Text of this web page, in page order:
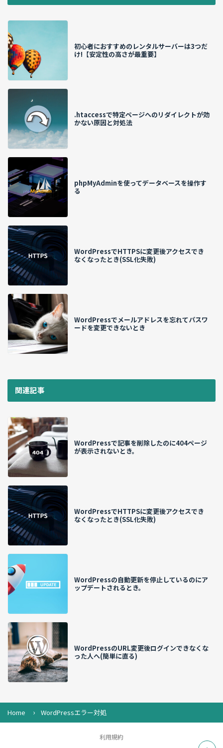
初心者におすすめのレンタルサーバーは3つだ
け!【安定性の高さが最重要】
.htaccessで特定ページへのリダイレクトが効
かない原因と対処法
phpMyAdminを使ってデータベースを操作す
る
WordPressでHTTPSに変更後アクセスでき
なくなったとき(SSL化失敗)
WordPressでメールアドレスを忘れてパスワ
ードを変更できないとき
関連記事
WordPressで記事を削除したのに404ページ
が表示されないとき。
WordPressでHTTPSに変更後アクセスでき
なくなったとき(SSL化失敗)
WordPressの自動更新を停止しているのにア
ップデートされるとき。
WordPressのURL変更後ログインできなくな
った人へ(簡単に直る)
Home WordPressエラー対処
利用規約